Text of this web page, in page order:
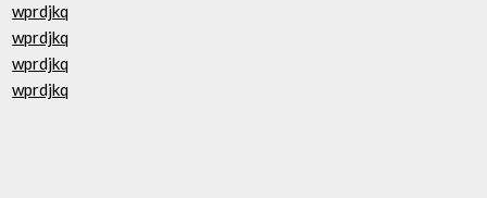
wprdjkq
wprdjkq
wprdjkq
wprdjkq